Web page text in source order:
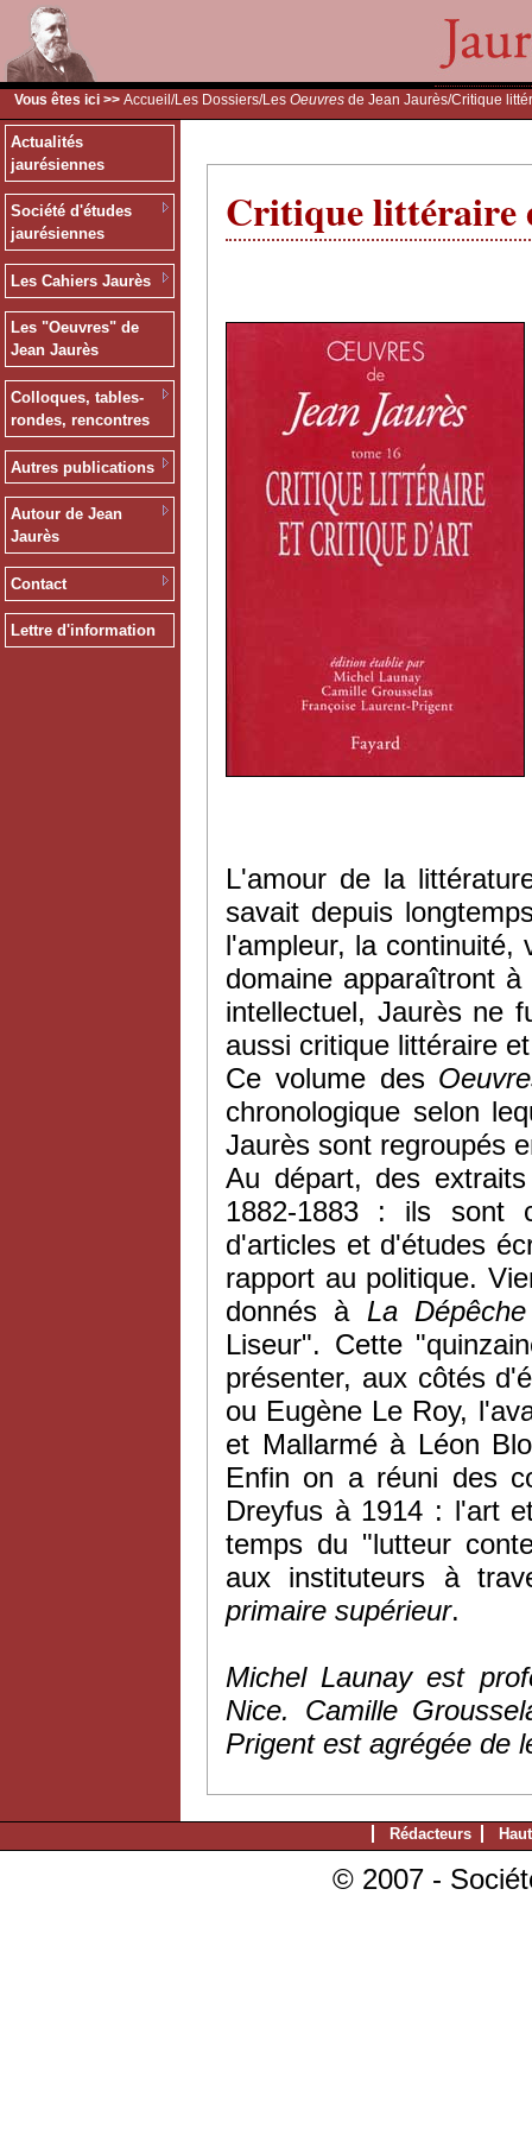
Vous êtes ici >> Accueil /Les Dossiers/Les Oeuvres de Jean Jaurès/Critique
Actualités
jaurésiennes
Société d'études
jaurésiennes
Les Cahiers Jaurès
Les "Oeuvres" de
Jean Jaurès
Colloques, tables-
rondes, rencontres
Autres publications
Autour de Jean
Jaurès
Contact
Lettre d'information
Critique littéraire
L'amour de la
savait depuis
l'ampleur, la continuité,
domaine apparaîtront
intellectuel, Jaurès ne
aussi critique littéraire
Ce volume des
chronologique selon
Jaurès sont regroupés
Au départ, des
1882-1883 : ils sont
d'articles et d'études
rapport au politique.
donnés à La Dépêche
Liseur". Cette
présenter, aux côtés
ou Eugène Le Roy,
et Mallarmé à Léon
Enfin on a réuni des
Dreyfus à 1914 : l'art
temps du "lutteur
aux instituteurs à
primaire supérieur.
Michel Launay est
Nice. Camille
Prigent est agrégée de
Rédacteurs
© 2007 -